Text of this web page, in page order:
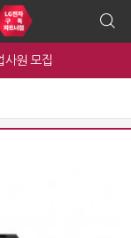
사원 모집